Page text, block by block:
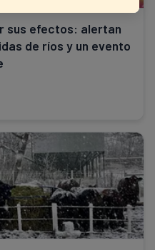
sus efectos: alertan
de ríos y un evento